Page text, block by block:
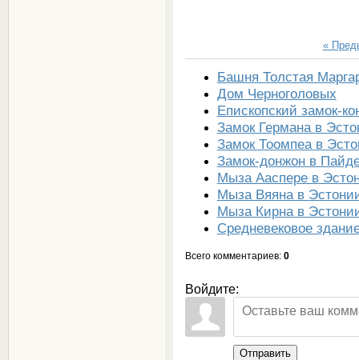
«
Башня Толстая
Дом Черноголовых
Епископский замок-
Замок Германа в
Замок Тоомпеа в
Замок-донжон в
Мыза Ааспере в
Мыза Вяяна в
Мыза Кирна в
Средневековое
Всего комментариев: 0
Войдите:
Отправить